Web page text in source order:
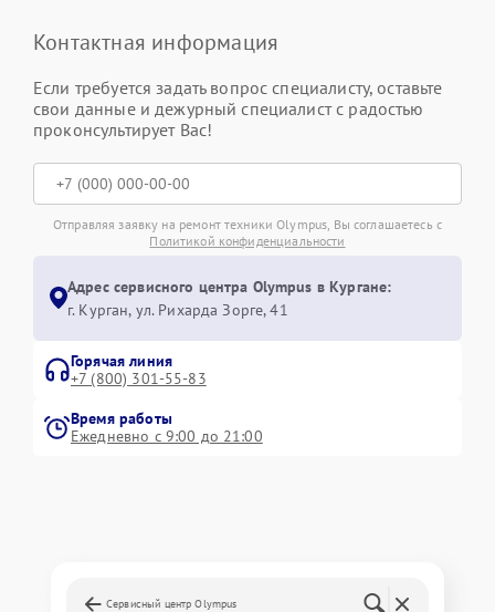
Контактная информация
Если требуется задать вопрос специалисту, оставьте
свои данные и дежурный специалист с радостью
проконсультирует Вас!
Отправляя заявку на ремонт техники Olympus, Вы соглашаетесь с
Политикой конфиденциальности
Адрес сервисного центра Olympus в Кургане:
г. Курган, ул. Рихарда Зорге, 41
Горячая линия
+7 (800) 301-55-83
Время работы
Ежедневно с 9:00 до 21:00
Сервисный центр Olympus